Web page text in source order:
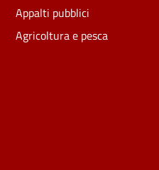
Appalti pubblici
Agricoltura e pesca